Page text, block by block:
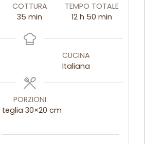
COTTURA
35 min
TEMPO TOTALE
12 h 50 min
CUCINA
Italiana
PORZIONI
teglia 30×20 cm